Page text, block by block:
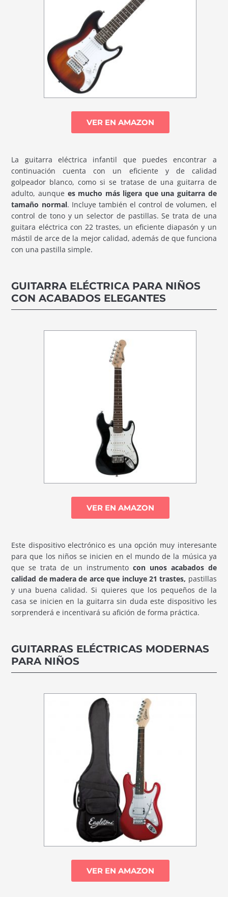
VER EN AMAZON
La guitarra eléctrica infantil que puedes encontrar a
continuación cuenta con un eficiente y de calidad
golpeador blanco, como si se tratase de una guitarra de
adulto, aunque es mucho más ligera que una guitarra de
tamaño normal. Incluye también el control de volumen, el
control de tono y un selector de pastillas. Se trata de una
guitara eléctrica con 22 trastes, un eficiente diapasón y un
mástil de arce de la mejor calidad, además de que funciona
con una pastilla simple.
GUITARRA ELÉCTRICA PARA NIÑOS
CON ACABADOS ELEGANTES
VER EN AMAZON
Este dispositivo electrónico es una opción muy interesante
para que los niños se inicien en el mundo de la música ya
que se trata de un instrumento con unos acabados de
calidad de madera de arce que incluye 21 trastes, pastillas
y una buena calidad. Si quieres que los pequeños de la
casa se inicien en la guitarra sin duda este dispositivo les
sorprenderá e incentivará su afición de forma práctica.
GUITARRAS ELÉCTRICAS MODERNAS
PARA NIÑOS
VER EN AMAZON